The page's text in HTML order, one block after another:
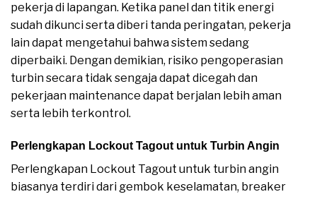
pekerja di lapangan. Ketika panel dan titik energi
sudah dikunci serta diberi tanda peringatan, pekerja
lain dapat mengetahui bahwa sistem sedang
diperbaiki. Dengan demikian, risiko pengoperasian
turbin secara tidak sengaja dapat dicegah dan
pekerjaan maintenance dapat berjalan lebih aman
serta lebih terkontrol.
Perlengkapan Lockout Tagout untuk Turbin Angin
Perlengkapan Lockout Tagout untuk turbin angin
biasanya terdiri dari gembok keselamatan, breaker